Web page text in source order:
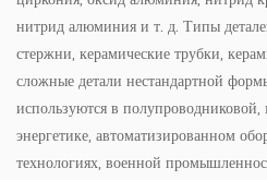
нитрид алюминия и т. д. Типы
стержни, керамические трубки,
сложные детали нестандартной
используются в
энергетике, автоматизированном
технологиях, военной